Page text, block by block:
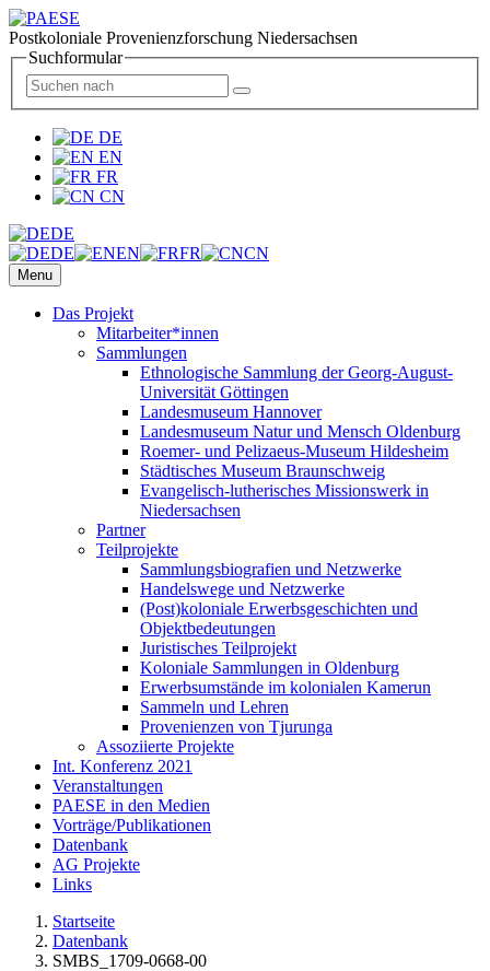
Postkoloniale Provenienzforschung Niedersachsen
Suchformular
DE
EN
FR
CN
DE
DE
EN FR CN
Menu
Das Projekt
Mitarbeiter*innen
Sammlungen
Ethnologische Sammlung der Georg-August-
Universität Göttingen
Landesmuseum Hannover
Landesmuseum Natur und Mensch Oldenburg
Roemer- und Pelizaeus-Museum Hildesheim
Städtisches Museum Braunschweig
Evangelisch-lutherisches Missionswerk in
Niedersachsen
Partner
Teilprojekte
Sammlungsbiografien und Netzwerke
Handelswege und Netzwerke
(Post)koloniale Erwerbsgeschichten und
Objektbedeutungen
Juristisches Teilprojekt
Koloniale Sammlungen in Oldenburg
Erwerbsumstände im kolonialen Kamerun
Sammeln und Lehren
Provenienzen von Tjurunga
Assoziierte Projekte
Int. Konferenz 2021
Veranstaltungen
PAESE in den Medien
Vorträge/Publikationen
Datenbank
AG Projekte
Links
Startseite
Datenbank
SMBS_1709-0668-00